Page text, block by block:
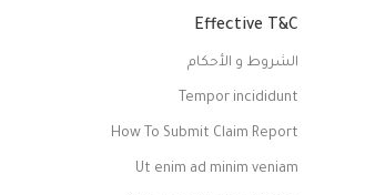
Effective T&C
الشروط و الأحكام
Tempor incididunt
How To Submit Claim Report
Ut enim ad minim veniam